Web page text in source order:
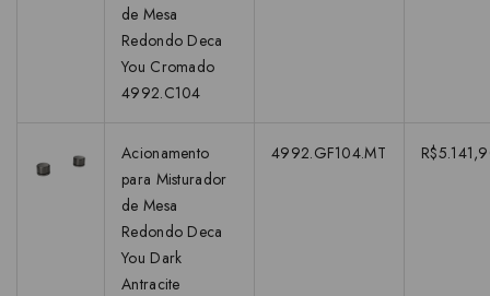
de Mesa
Redondo Deca
You Cromado
4992.C104
Acionamento
para Misturador
de Mesa
Redondo Deca
You Dark
Antracite
4992.GF104.MT